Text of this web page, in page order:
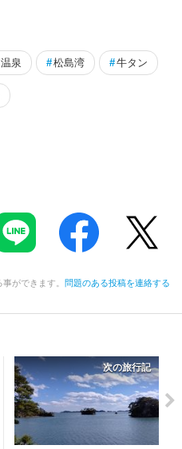
泉 #松島湾 #牛タン
ができます。 問題のある投稿を連絡する
次の旅行記